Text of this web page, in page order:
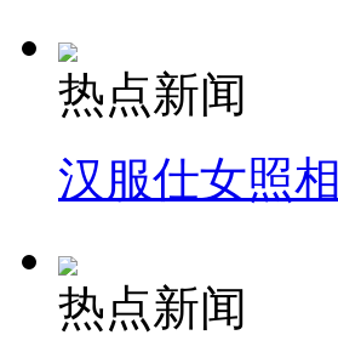
热点新闻
汉服仕女照
热点新闻